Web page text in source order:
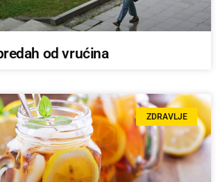
od vrućina
ZDRAVLJE